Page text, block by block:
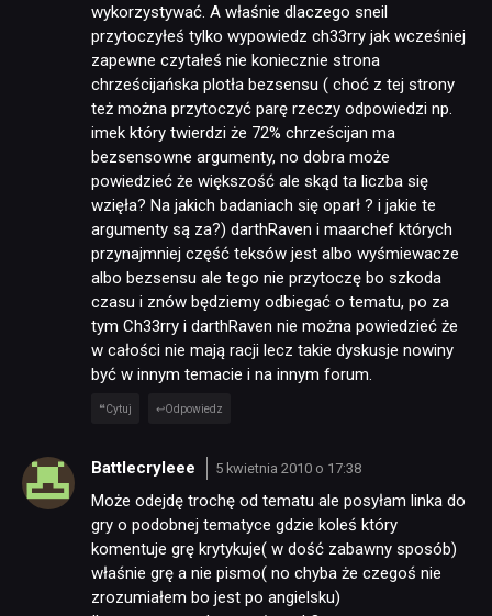
wykorzystywać. A właśnie dlaczego sneil
przytoczyłeś tylko wypowiedz ch33rry jak wcześniej
zapewne czytałeś nie koniecznie strona
chrześcijańska plotła bezsensu ( choć z tej strony
też można przytoczyć parę rzeczy odpowiedzi np.
imek który twierdzi że 72% chrześcijan ma
bezsensowne argumenty, no dobra może
powiedzieć że większość ale skąd ta liczba się
wzięła? Na jakich badaniach się oparł ? i jakie te
argumenty są za?) darthRaven i maarchef których
przynajmniej część teksów jest albo wyśmiewacze
albo bezsensu ale tego nie przytoczę bo szkoda
czasu i znów będziemy odbiegać o tematu, po za
tym Ch33rry i darthRaven nie można powiedzieć że
w całości nie mają racji lecz takie dyskusje nowiny
być w innym temacie i na innym forum.
Cytuj Odpowiedz
Battlecryleee 5 kwietnia 2010 o 17:38
Może odejdę trochę od tematu ale posyłam linka do
gry o podobnej tematyce gdzie koleś który
komentuje grę krytykuje( w dość zabawny sposób)
właśnie grę a nie pismo( no chyba że czegoś nie
zrozumiałem bo jest po angielsku)